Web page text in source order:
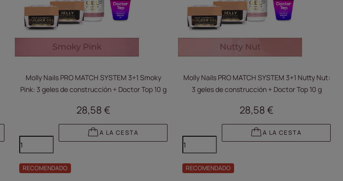
Molly Nails PRO MATCH SYSTEM 3+1 Smoky
Pink: 3 geles de construcción + Doctor Top 10 g
28,58 €
A LA CESTA
Molly Nails PRO MATCH SYSTEM 3+1 Nutty Nut:
3 geles de construcción + Doctor Top 10 g
28,58 €
A LA CESTA
RECOMENDADO RECOMENDADO